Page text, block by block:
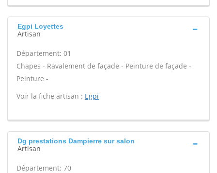
Egpi Loyettes
Artisan
Département: 01
Chapes - Ravalement de façade - Peinture de façade -
Peinture -
Voir la fiche artisan : Egpi
Dg prestations Dampierre sur salon
Artisan
Département: 70